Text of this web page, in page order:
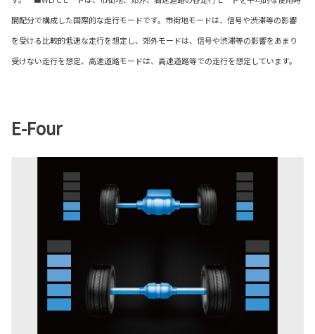
間配分で構成した国際的な走行モードです。市街地モードは、信号や渋滞等の影響
を受ける比較的低速な走行を想定し、郊外モードは、信号や渋滞等の影響をあまり
受けない走行を想定、高速道路モードは、高速道路等での走行を想定しています。
E-Four